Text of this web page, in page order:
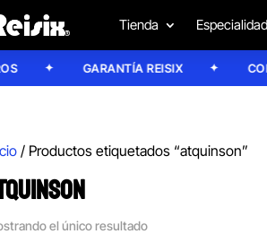
Tienda
GARANTÍA REISIX
/ Productos etiquetados “atquinson”
el único resultado